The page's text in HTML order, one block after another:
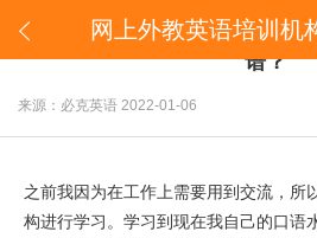

网上外教英语培训机构哪个
谱？
来源：必克英语 2022-01-06
之前我因为在工作上需要用到交流，所
构进行学习。学习到现在我自己的口语